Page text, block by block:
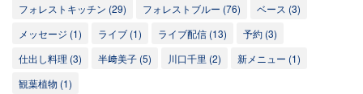
フォレストキッチン (29) フォレストブルー (76) ベース (3)
メッセージ (1) ライブ (1) ライブ配信 (13) 予約 (3)
仕出し料理 (3) 半﨑美子 (5) 川口千里 (2) 新メニュー (1)
観葉植物 (1)